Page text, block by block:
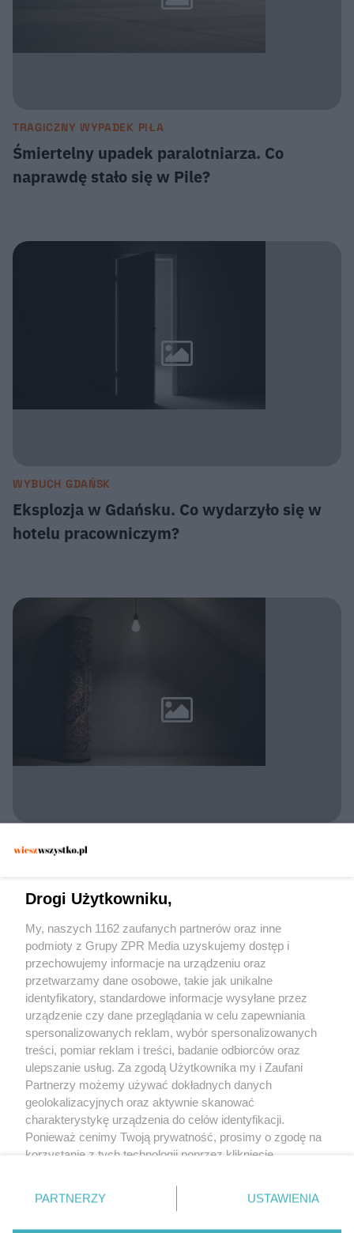
TRAGICZNY WYPADEK PIŁA
Śmiertelny upadek paralotniarza. Co
naprawdę stało się w Pile?
WYBUCH GDAŃSK
Eksplozja w Gdańsku. Co wydarzyło się w
hotelu pracowniczym?
dywan wystarczył, by zmylić
funkcjonariuszy?
Żaden utwór zamieszczony w serwisie nie może być powielany i
rozpowszechniany lub dalej rozpowszechniany w jakikolwiek sposób (w tym
także elektroniczny lub mechaniczny) na jakimkolwiek polu eksploatacji w
jakiejkolwiek formie, włącznie z umieszczaniem w Internecie bez pisemnej
zgody właściciela praw. Jakiekolwiek użycie lub wykorzystanie utworów w
całości lub w części z naruszeniem prawa, tzn. bez właściwej zgody, jest
zabronione pod groźbą kary i może być ścigane prawnie.
Drogi Użytkowniku,
My, naszych 1162 zaufanych partnerów oraz inne
podmioty z Grupy ZPR Media uzyskujemy dostęp i
przechowujemy informacje na urządzeniu oraz
przetwarzamy dane osobowe, takie jak unikalne
identyfikatory, standardowe informacje wysyłane przez
urządzenie czy dane przeglądania w celu zapewniania
spersonalizowanych reklam, wybór spersonalizowanych
treści, pomiar reklam i treści, badanie odbiorców oraz
ulepszanie usług. Za zgodą Użytkownika my i Zaufani
Partnerzy możemy używać dokładnych danych
geolokalizacyjnych oraz aktywnie skanować
charakterystykę urządzenia do celów identyfikacji.
Ponieważ cenimy Twoją prywatność, prosimy o zgodę na
korzystanie z tych technologii poprzez kliknięcie
zmienić/wycofać klikając przycisk ustawień prywatności
znajdujący się w lewym dolnym rogu strony
rodzaje przetwarzania danych nie wymagają zgody
PARTNERZY USTAWIENIA